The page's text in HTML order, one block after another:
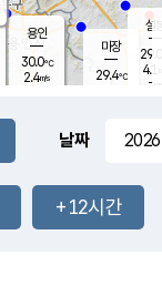
9.0mm
용인
30.0℃
2.4m/s
마장
29.4℃
설봉
29.0
4.1
- mm
날짜
+12시간